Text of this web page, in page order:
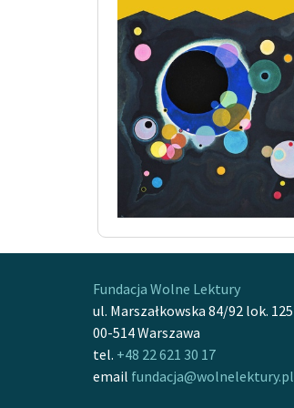
Fundacja Wolne Lektury
ul. Marszałkowska 84/92 lok. 125
00-514 Warszawa
tel. +48 22 621 30 17
email fundacja@wolnelektury.pl